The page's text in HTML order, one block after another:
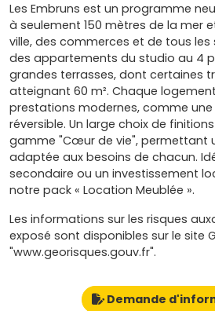
Les Embruns est un programme
à seulement 150 mètres de la mer
ville, des commerces et de tous les
des appartements du studio au 4
grandes terrasses, dont certaines
atteignant 60 m². Chaque
prestations modernes, comme
réversible. Un large choix de
gamme "Cœur de vie", permettant
adaptée aux besoins de chacun.
secondaire ou un investissement
notre pack « Location Meublée ».
Les informations sur les risques
exposé sont disponibles sur le site
"www.georisques.gouv.fr".
Demande